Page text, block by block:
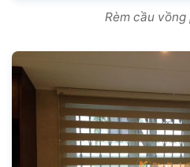
Rèm cầu vồng